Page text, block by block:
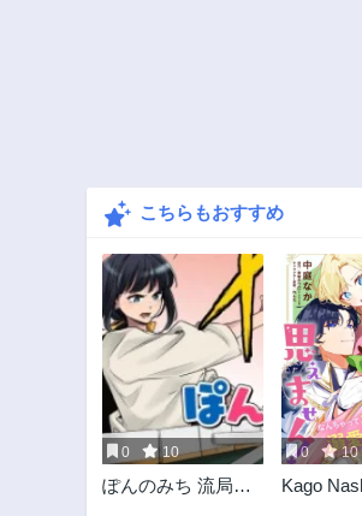
こちらもおすすめ
0 10
ぽんのみち 流局西
0 10
Kago